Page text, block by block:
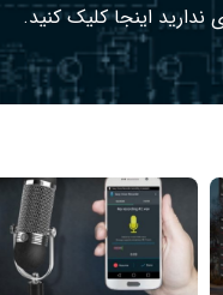
نداریداینجا کلیک کنید.